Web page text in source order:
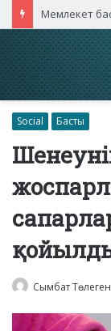
Social Басты
Сымбат